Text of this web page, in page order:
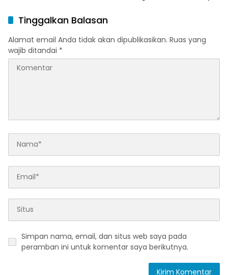
Ramadan dan Menjelang
Idulfitri
Tinggalkan Balasan
Alamat email Anda tidak akan dipublikasikan. Ruas yang
wajib ditandai *
Simpan nama, email, dan situs web saya pada
peramban ini untuk komentar saya berikutnya.